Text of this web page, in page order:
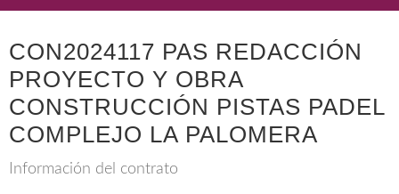
CON2024117 PAS REDACCIÓN
PROYECTO Y OBRA
CONSTRUCCIÓN PISTAS PADEL
COMPLEJO LA PALOMERA
Información del contrato